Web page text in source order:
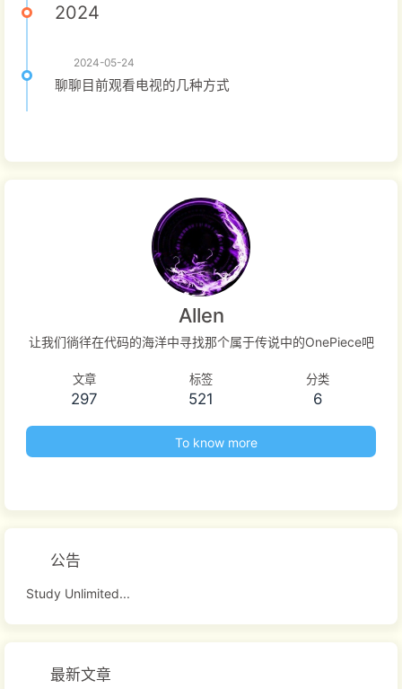
2024
2024-05-24
聊聊目前观看电视的几种方式
Allen
让我们徜徉在代码的海洋中寻找那个属于传说中的OnePiece吧
文章
297
标签
521
分类
6
To know more
公告
Study Unlimited...
最新文章